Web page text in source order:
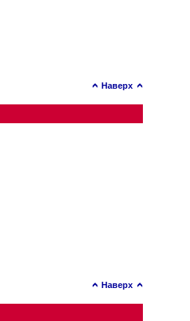
Наверх
Наверх